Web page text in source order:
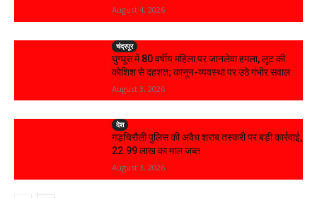
August 4, 2026
चंद्रपूर
घुग्घूस में 80 वर्षीय महिला पर जानलेवा हमला, लूट की
कोशिश से दहशत; कानून-व्यवस्था पर उठे गंभीर सवाल
August 3, 2026
देश
गड़चिरौली पुलिस की अवैध शराब तस्करी पर बड़ी कार्रवाई,
₹22.99 लाख का माल जब्त
August 3, 2026